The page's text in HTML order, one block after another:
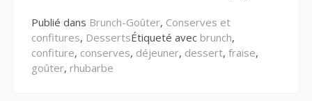
Publié dans Brunch-Goûter, Conserves et
confitures, DessertsÉtiqueté avec brunch,
confiture, conserves, déjeuner, dessert, fraise,
goûter, rhubarbe